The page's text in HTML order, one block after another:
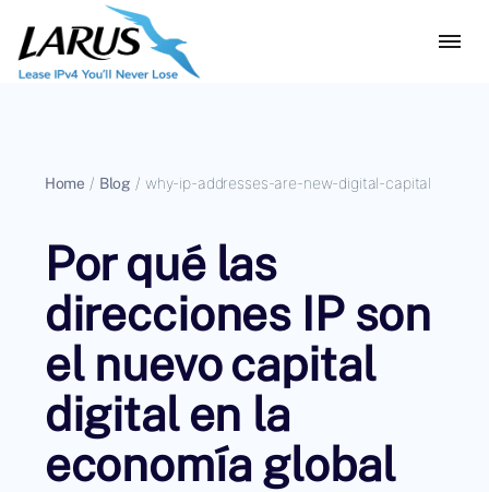
Home / Blog / why-ip-addresses-are-new-digital-capital
Por qué las
direcciones IP son
el nuevo capital
digital en la
economía global